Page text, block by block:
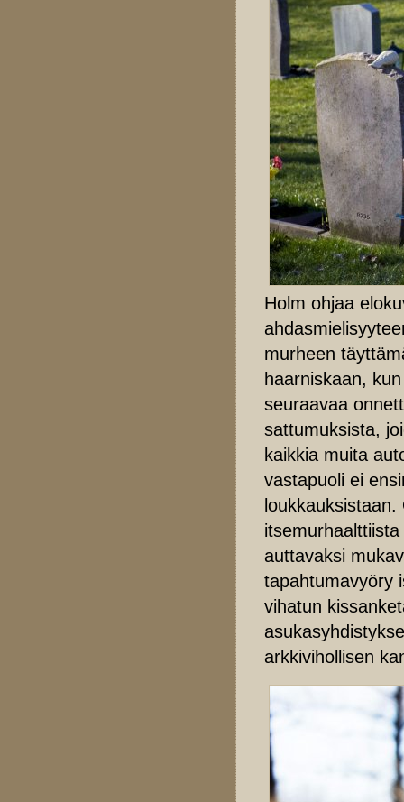
Holm ohjaa
murheen
haarniskaan,
seuraavaa
sattumuksista,
kaikkia muita
vastapuoli ei
auttavaksi
tapahtumavyöry
vihatun
arkkivihollisen